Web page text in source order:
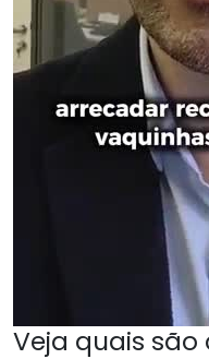
Veja quais